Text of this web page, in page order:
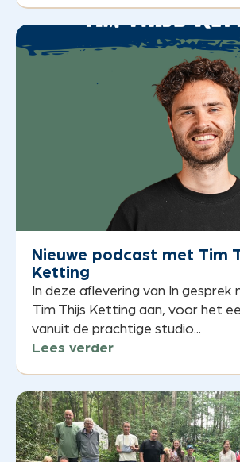
Nieuwe podcast met Tim
Ketting
In deze aflevering van In
Tim Thijs Ketting aan, voor het
vanuit de prachtige studio...
Lees verder